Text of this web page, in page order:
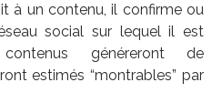
à un contenu, il confirme ou
social sur lequel il est
généreront de
estimés “montrables” par